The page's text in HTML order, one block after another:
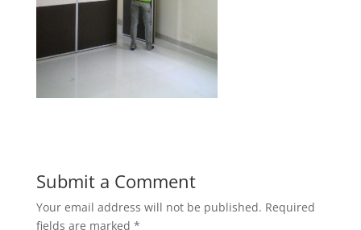
Submit a Comment
Your email address will not be published. Required
fields are marked *